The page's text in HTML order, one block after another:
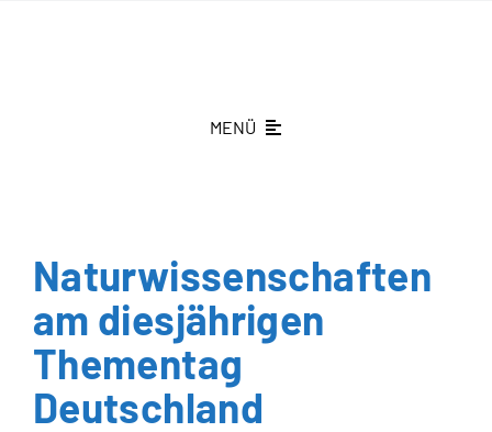
MENÜ
Schönenberg fördern
Aktuelles
Kontakt
Naturwissenschaften
am diesjährigen
Thementag
Deutschland